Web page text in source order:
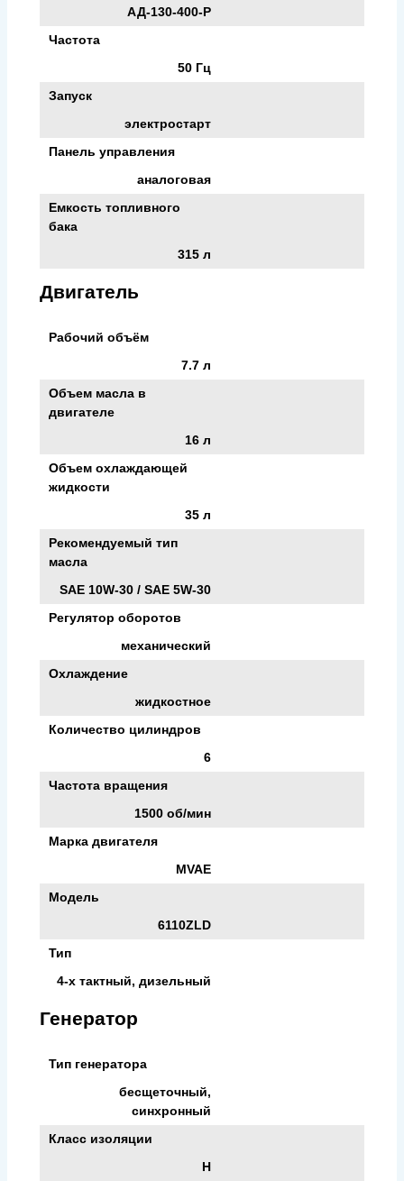
АД-130-400-Р
Частота
50 Гц
Запуск
электростарт
Панель управления
аналоговая
Емкость топливного
бака
315 л
Двигатель
Рабочий объём
7.7 л
Объем масла в
двигателе
16 л
Объем охлаждающей
жидкости
35 л
Рекомендуемый тип
масла
SAE 10W-30 / SAE 5W-30
Регулятор оборотов
механический
Охлаждение
жидкостное
Количество цилиндров
6
Частота вращения
1500 об/мин
Марка двигателя
MVAE
Модель
6110ZLD
Тип
4-х тактный, дизельный
Генератор
Тип генератора
бесщеточный,
синхронный
Класс изоляции
H